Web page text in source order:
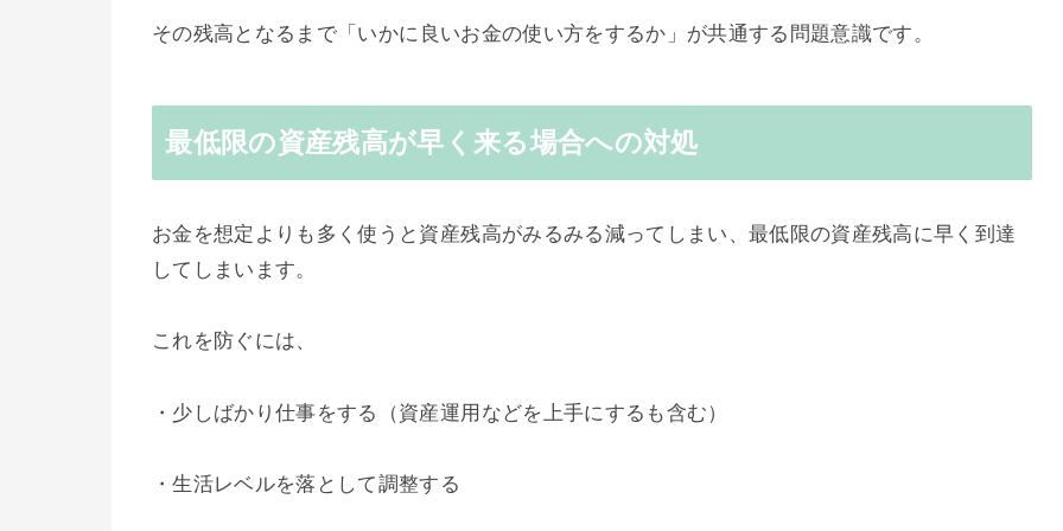
その残高となるまで「いかに良いお金の使い方をするか」が共通する問題意識です 。
最低限の資産残高が早く来る場合への対処
お金を想定よりも多く使うと資産残高がみるみる減ってしまい、最低限の資産残高に早く到達
してしまいます。
これを防ぐには、
・少しばかり仕事をする（資産運用などを上手にするも含む）
・生活レベルを落として調整する